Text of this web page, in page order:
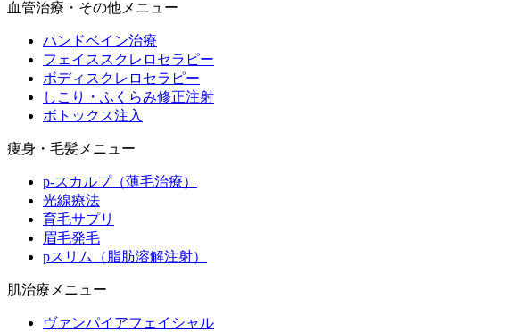
血管治療・その他メニュー
ハンドベイン治療
フェイススクレロセラピー
ボディスクレロセラピー
しこり・ふくらみ修正注射
ボトックス注入
痩身・毛髪メニュー
p-スカルプ（薄毛治療）
光線療法
育毛サプリ
眉毛発毛
pスリム（脂肪溶解注射）
肌治療メニュー
ヴァンパイアフェイシャル